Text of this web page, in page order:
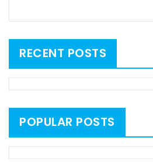
RECENT POSTS
POPULAR POSTS